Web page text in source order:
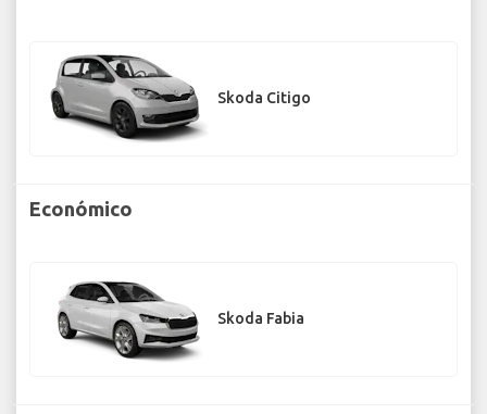
Skoda Citigo
Económico
Skoda Fabia